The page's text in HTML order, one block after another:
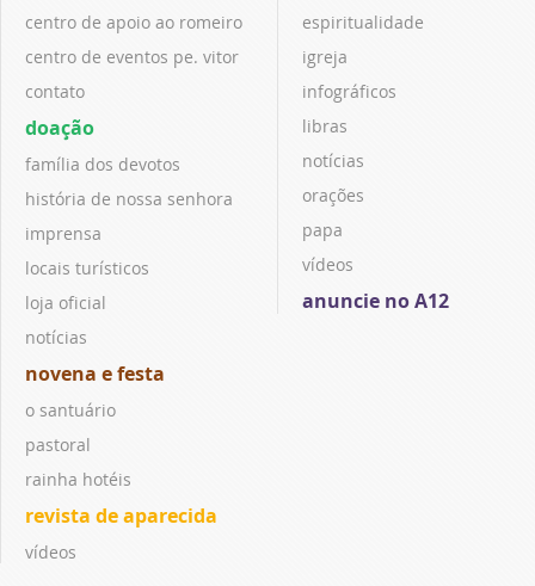
centro de apoio ao romeiro
centro de eventos pe. vitor
contato
doação
família dos devotos
história de nossa senhora
imprensa
locais turísticos
loja oficial
notícias
novena e festa
o santuário
pastoral
rainha hotéis
revista de aparecida
vídeos
espiritualidade
igreja
infográficos
libras
notícias
orações
papa
vídeos
anuncie no A12